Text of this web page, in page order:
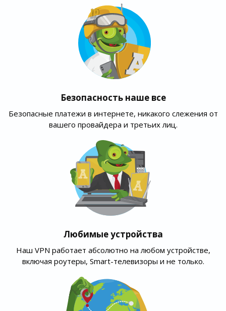
Безопасность наше все
Безопасные платежи в интернете, никакого слежения от
вашего провайдера и третьих лиц.
Любимые устройства
Наш VPN работает абсолютно на любом устройстве,
включая роутеры, Smart-телевизоры и не только.